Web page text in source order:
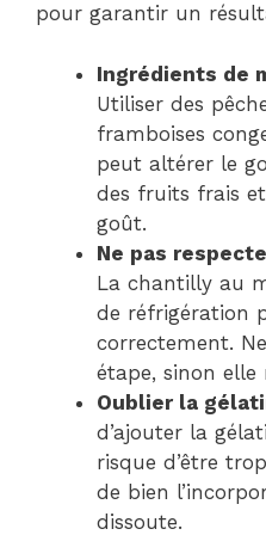
pour garantir un
Ingrédients de
Utiliser des
framboises
peut altérer le
des fruits frais
goût.
Ne pas
La chantilly au
de réfrigération
correctement.
étape, sinon elle
Oublier la
d’ajouter la
risque d’être
de bien
dissoute.